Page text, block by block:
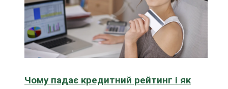
Чому падає кредитний рейтинг і як